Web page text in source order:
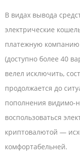
В видах вывода
электрические
платежную компанию
(доступно более 40
велел исключить,
продолжается до
пополнения видимо-
воспользоваться
криптовалютой —
комфортабельней.